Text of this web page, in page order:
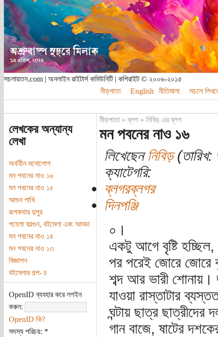
সচলায়তন.com | অনলাইন রাইটার্স কমিউনিটি | কপিরাইট © ২০০৬-২০১৫
নীড়পাতা
English নীতিমালা সচলে
লেখকের অন্যান্য
লেখা
অর্থহীন মনোলোগ
মন পবনের নাও ১৬
মন পবনের নাও ১৫
আগুন পাখি
রূপকথার দুপুর
পহেলা ফাল্গুন, বইমেলা এবং আড্ডা
মন পবনের নাও ১৪
মন পবনের নাও ১৩
বিজ্ঞাপন
বইমেলার গল্প- চ
OpenID ব্যবহার করে লগইন
করুন:
OpenID কি?
সদস্য পরিচয়: *
নীড়পাতা»ব্লগ» নিবিড় এর ব্লগ
মন পবনের নাও ১৬
লিখেছেননিবিড়(তারিখ:
ক্যাটেগরি:
ব্লগরব্লগর
দিনপঞ্জি
০।
একটু আগে বৃষ্টি
পর পরেই জোরে জোরে
শব্দ আর ভারী শোনায়।
যাওয়া রাস্তাটার
ঘন্টায় ছাত্র
গান বাজে, ষাটের